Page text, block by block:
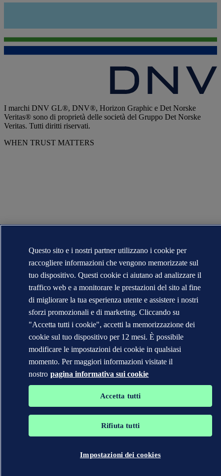
I marchi DNV GL®, DNV®, Horizon Graphic e Det Norske
Veritas® sono di proprietà delle società del Gruppo Det Norske
Veritas. Tutti diritti riservati.
WHEN TRUST MATTERS
Questo sito e i nostri partner utilizzano i cookie per
raccogliere informazioni che vengono memorizzate sul
tuo dispositivo. Questi cookie ci aiutano ad analizzare il
traffico web e a monitorare le prestazioni del sito al fine
di migliorare la tua esperienza utente e assistere i nostri
sforzi promozionali e di marketing. Cliccando su
"Accetta tutti i cookie", accetti la memorizzazione dei
cookie sul tuo dispositivo per 12 mesi. È possibile
modificare le impostazioni dei cookie in qualsiasi
momento. Per maggiori informazioni visitate il
nostro pagina informativa sui cookie
Accetta tutti
Rifiuta tutti
Impostazioni dei cookies